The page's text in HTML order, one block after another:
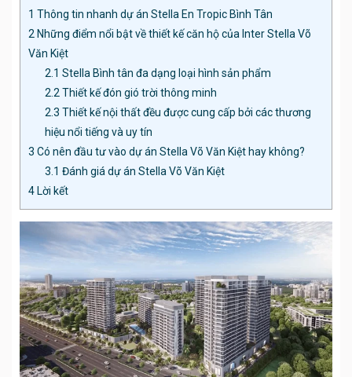
1 Thông tin nhanh dự án Stella En Tropic Bình Tân
2 Những điểm nổi bật về thiết kế căn hộ của Inter Stella Võ
Văn Kiệt
2.1 Stella Bình tân đa dạng loại hình sản phẩm
2.2 Thiết kế đón gió trời thông minh
2.3 Thiết kế nội thất đều được cung cấp bởi các thương
hiệu nổi tiếng và uy tín
3 Có nên đầu tư vào dự án Stella Võ Văn Kiệt hay không?
3.1 Đánh giá dự án Stella Võ Văn Kiệt
4 Lời kết